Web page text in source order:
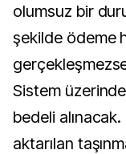
olumsuz bir
şekilde ödeme
Sistem
bedeli alınacak.
aktarılan